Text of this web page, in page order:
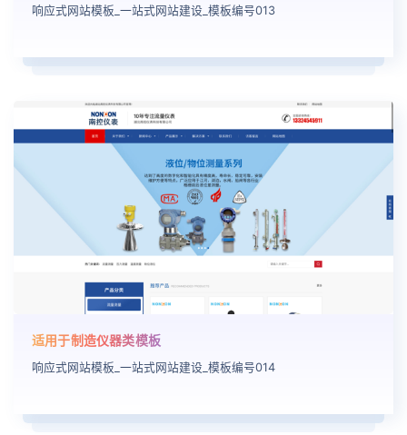
响应式网站模板_一站式网站建设_模板编号013
适用于制造仪器类模板
响应式网站模板_一站式网站建设_模板编号014